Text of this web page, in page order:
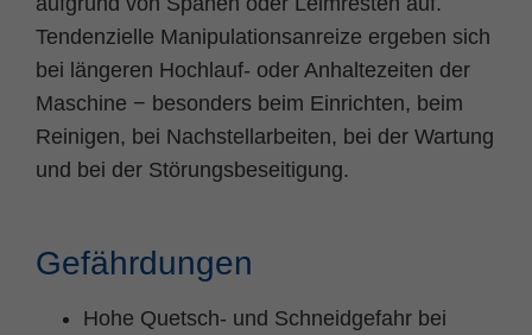
Tendenzielle Manipulationsanreize ergeben sich
bei längeren Hochlauf- oder Anhaltezeiten der
Maschine − besonders beim Einrichten, beim
Reinigen, bei Nachstellarbeiten, bei der Wartung
und bei der Störungsbeseitigung.
Gefährdungen
Hohe Quetsch- und Schneidgefahr bei